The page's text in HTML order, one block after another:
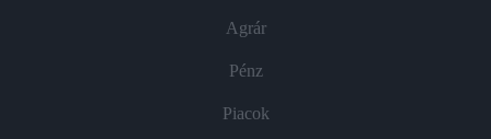
Agrár
Pénz
Piacok